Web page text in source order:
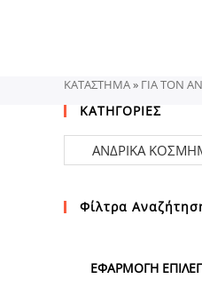
ΚΑΤΑΣΤΗΜΑ» ΓΙΑ ΤΟΝ
ΚΑΤΗΓΟΡΙΕΣ
Φίλτρα
ΕΦΑΡΜΟΓΉ